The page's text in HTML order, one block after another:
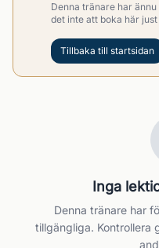
Denna tränare har
det inte att boka här just
Tillbaka till startsidan
Inga
Denna tränare har
tillgängliga. Kontrollera